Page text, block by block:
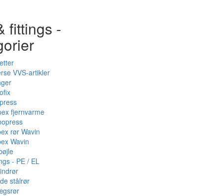
fittings -
VVS-artikler
fjernvarme
rør Wavin
Wavin
- PE / EL
stålrør